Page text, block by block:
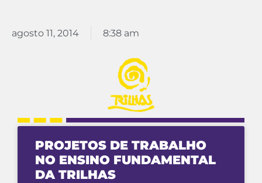
agosto 11, 2014 8:38 am
PROJETOS DE TRABALHO
NO ENSINO FUNDAMENTAL
DA TRILHAS